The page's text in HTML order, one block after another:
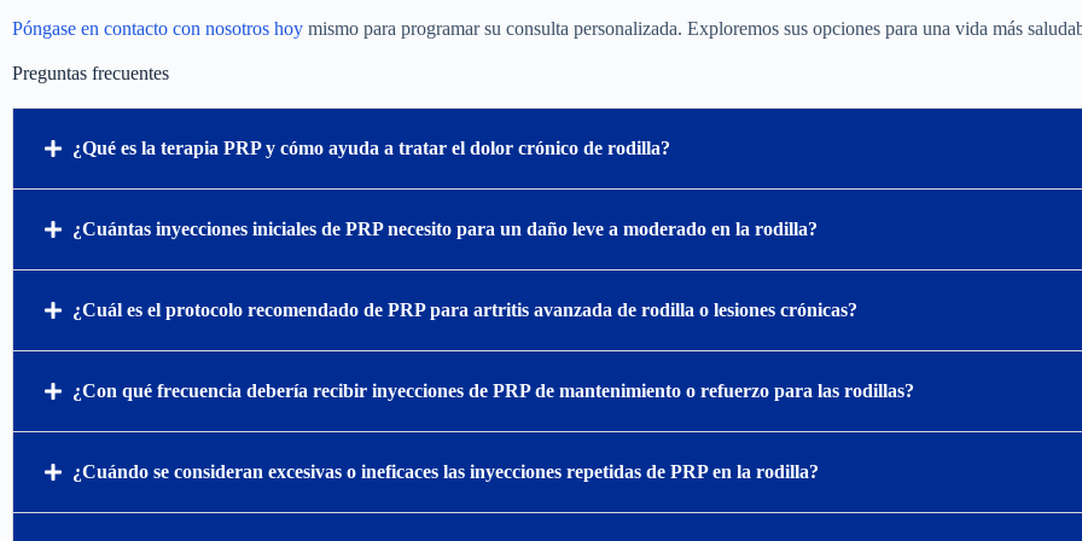
Póngase en contacto con nosotros hoy mismo para programar su consulta personalizada. Exploremos sus opciones para una vida más
Preguntas frecuentes
¿Qué es la terapia PRP y cómo ayuda a tratar el dolor crónico de rodilla?
¿Cuántas inyecciones iniciales de PRP necesito para un daño leve a moderado en la rodilla?
¿Cuál es el protocolo recomendado de PRP para artritis avanzada de rodilla o lesiones crónicas?
¿Con qué frecuencia debería recibir inyecciones de PRP de mantenimiento o refuerzo para las rodillas?
¿Cuándo se consideran excesivas o ineficaces las inyecciones repetidas de PRP en la rodilla?